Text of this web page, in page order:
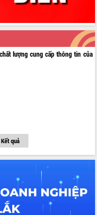
lượng cung cấp thông tin của
Kết quả